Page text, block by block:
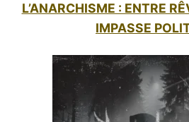
L’ANARCHISME : ENTRE
IMPASSE